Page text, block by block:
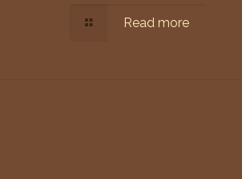
Read more